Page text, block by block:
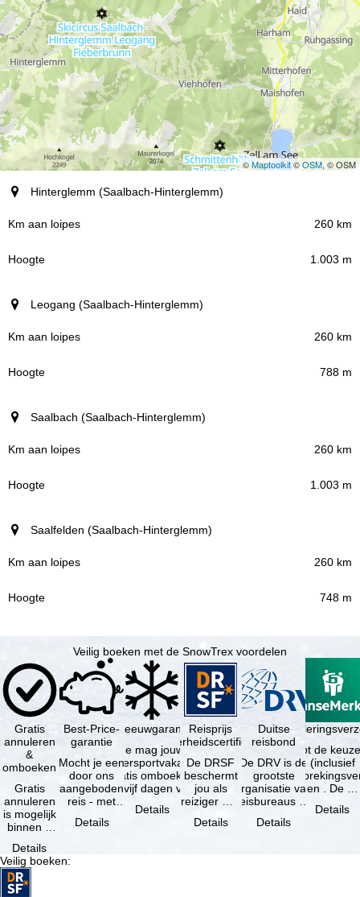
©Maptoolkit©OSM, © OSM
Plaatsen (regio)
Km aan loipes
Hinterglemm (Saalbach-Hinterglemm)
260 km
1.003 m
Leogang (Saalbach-Hinterglemm)
260 km
788 m
Saalbach (Saalbach-Hinterglemm)
260 km
1.003 m
Saalfelden (Saalbach-Hinterglemm)
260 km
748 m
Veilig boeken met de SnowTrex voordelen
Gratis
annuleren
&
omboeken
Gratis
annuleren
is mogelijk
binnen 5
de
boeking,
als jouw
vakantie …
Details
Best-Price-
garantie
Mocht je een
door ons
aangeboden
reis - met
beschikbaarheid
Details
Sneeuwgarantie
Je mag jouw
wintersportvakantie
gratis omboeken
als vijf dagen voor
Details
Reisprijs
zekerheidscertificaat
De DRSF
beschermt
jou als
reiziger met
pakketreis
Details
Duitse
reisbond
De DRV is de
grootste
organisatie van
reisbureaus en
in Duitsland. …
Details
Je hebt de
(inclusief
en . De …
Details
Veilig boeken: